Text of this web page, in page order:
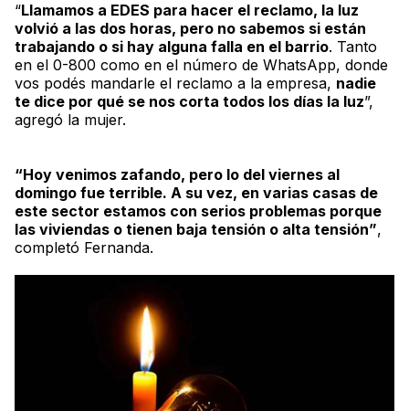
“Llamamos a EDES para hacer el reclamo, la luz
volvió a las dos horas, pero no sabemos si están
trabajando o si hay alguna falla en el barrio. Tanto
en el 0-800 como en el número de WhatsApp, donde
vos podés mandarle el reclamo a la empresa, nadie
te dice por qué se nos corta todos los días la luz”,
agregó la mujer.
“Hoy venimos zafando, pero lo del viernes al
domingo fue terrible. A su vez, en varias casas de
este sector estamos con serios problemas porque
las viviendas o tienen baja tensión o alta tensión”,
completó Fernanda.